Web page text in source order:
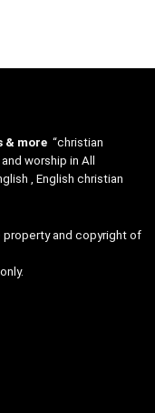
& more “christian
worship in All
, English christian
property and copyright of